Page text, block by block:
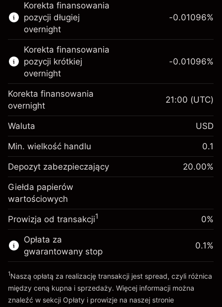
handlu poprzez CFD i opcje knock-out
Więcej informacji:
Kontrakty CFD
Opcje knock-out
Korekta finansowania
pozycji długiej
overnight
Depozyt
zabezpieczający. Twoja
inwestycja
$1,000.00
Opłata overnight za
utrzymanie pozycji
Opłaty od pełnej wartości
pozycji
-0.01096
%
Rozmiar transakcji z dźwignią ~
Środki z dźwigni ~$4,000.00
Idź do platformy
-0.01096%
Korekta finansowania
pozycji krótkiej
overnight
Depozyt
zabezpieczający. Twoja
inwestycja
$1,000.00
Opłata overnight za
utrzymanie pozycji
Opłaty od pełnej wartości
pozycji
%
Rozmiar transakcji z dźwignią ~
Środki z dźwigni ~
$4,000.00
Idź do platformy
-0.01096%
Korekta finansowania
overnight
21:00 (UTC)
Waluta USD
Min. wielkość handlu 0.1
Depozyt zabezpieczający 20.00%
Giełda papierów
wartościowych
Prowizja od transakcji1 0%
Opłata za
gwarantowany stop
0.1%
1Naszą opłatą za realizację transakcji jest spread, czyli różnica
między ceną kupna i sprzedaży. Więcej informacji można
znaleźć w sekcji Opłaty i prowizje na naszej stronie